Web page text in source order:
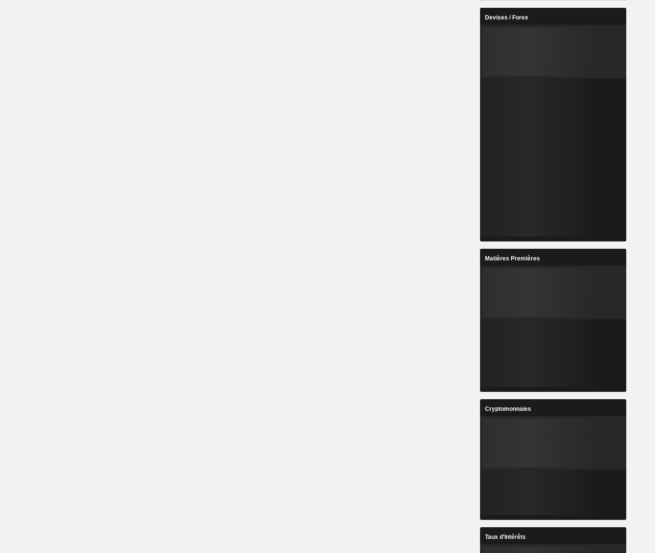
Devises / Forex
Matières Premières
Cryptomonnaies
Taux d'Intérêts